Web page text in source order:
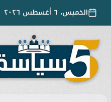
الخميس، ٦ أغسطس ٢٠٢٦